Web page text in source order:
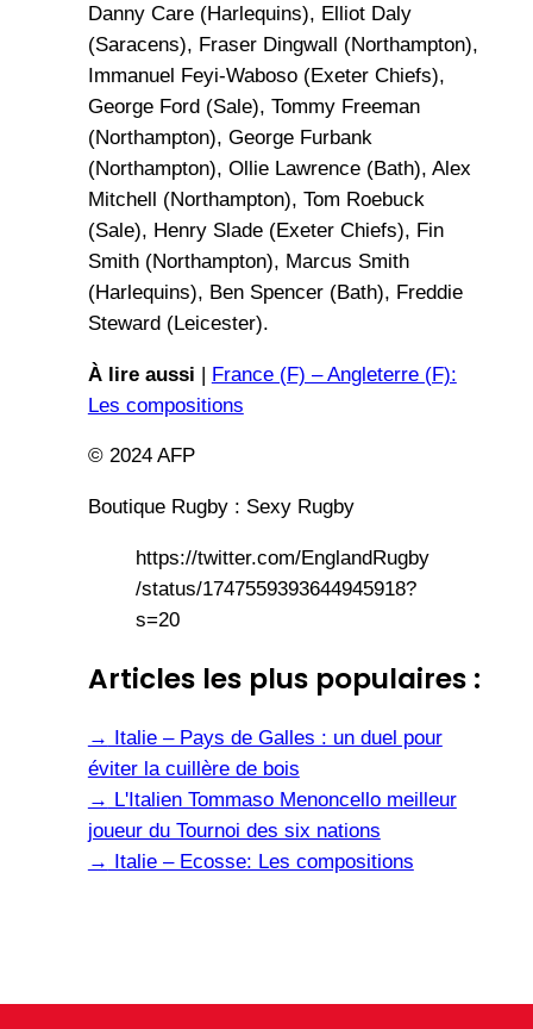
Danny Care (Harlequins), Elliot Daly
(Saracens), Fraser Dingwall (Northampton),
Immanuel Feyi-Waboso (Exeter Chiefs),
George Ford (Sale), Tommy Freeman
(Northampton), George Furbank
(Northampton), Ollie Lawrence (Bath), Alex
Mitchell (Northampton), Tom Roebuck
(Sale), Henry Slade (Exeter Chiefs), Fin
Smith (Northampton), Marcus Smith
(Harlequins), Ben Spencer (Bath), Freddie
Steward (Leicester).
À lire aussi | France (F) – Angleterre (F):
Les compositions
© 2024 AFP
Boutique Rugby : Sexy Rugby
https://twitter.com/EnglandRugby
/status/1747559393644945918?
s=20
Articles les plus populaires :
→
Italie – Pays de Galles : un duel pour
éviter la cuillère de bois
→ L'Italien Tommaso Menoncello meilleur
joueur du Tournoi des six nations
→
Italie – Ecosse: Les compositions